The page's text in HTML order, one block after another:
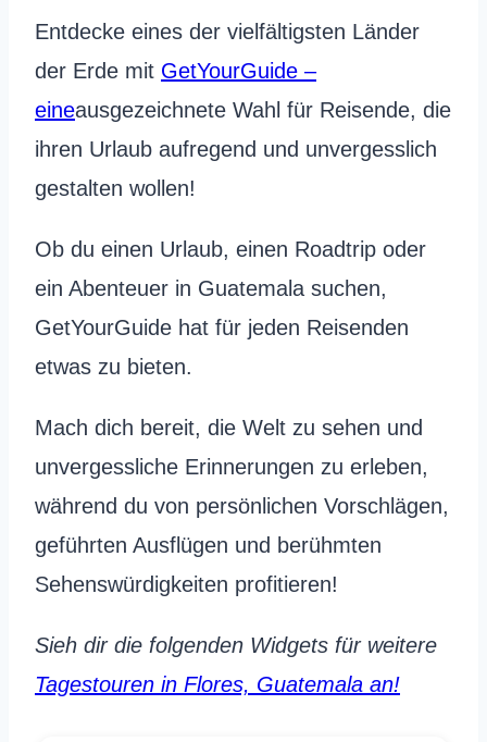
Entdecke eines der vielfältigsten Länder
der Erde mit GetYourGuide –
eineausgezeichnete Wahl für Reisende, die
ihren Urlaub aufregend und unvergesslich
gestalten wollen!
Ob du einen Urlaub, einen Roadtrip oder
ein Abenteuer in Guatemala suchen,
GetYourGuide hat für jeden Reisenden
etwas zu bieten.
Mach dich bereit, die Welt zu sehen und
unvergessliche Erinnerungen zu erleben,
während du von persönlichen Vorschlägen,
geführten Ausflügen und berühmten
Sehenswürdigkeiten profitieren!
Sieh dir die folgenden Widgets für weitere
Tagestouren in Flores, Guatemala an!